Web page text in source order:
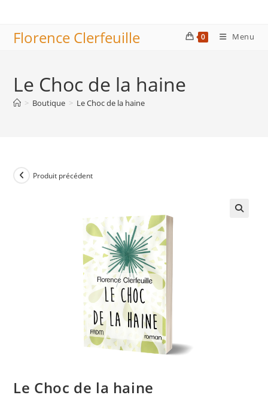
contentFlorence Clerfeuille 0 Menu
Le Choc de la haine
> Boutique > Le Choc de la haine
Produit précédent
Le Choc de la haine